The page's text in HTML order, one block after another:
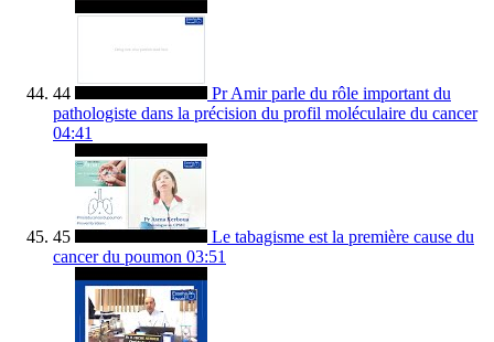
44
Pr Amir parle du rôle important du
pathologiste dans la précision du profil moléculaire du cancer
04:41
45
Le tabagisme est la première cause du
cancer du poumon 03:51